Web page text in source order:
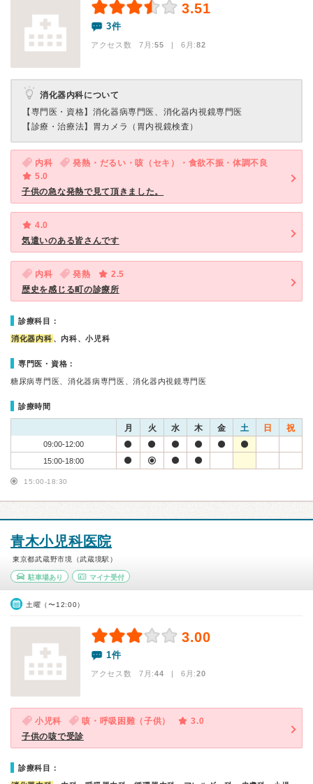
3.51
3件
アクセス数 7月:55 | 6月:82
消化器内科について
【専門医・資格】 消化器病専門医、消化器内視鏡専門医
【診療・治療法】 胃カメラ（胃内視鏡検査）
内科
発熱・だるい・咳（セキ）・食欲不振・体調不良
5.0
子供の急な発熱で見て頂きました。
4.0
気遣いのある皆さんです
内科 発熱
2.5
歴史を感じる町の診療所
診療科目：
消化器内科 、内科、小児科
専門医・資格：
糖尿病専門医、消化器病専門医、消化器内視鏡専門医
診療時間
月 火 水 木 金 土 日 祝
09:00-12:00
15:00-18:00
15:00-18:30
青木小児科医院
東京都武蔵野市境（武蔵境駅）
駐車場あり マイナ受付
土曜（〜12:00）
3.00
1件
アクセス数 7月:44 | 6月:20
小児科 咳・呼吸困難（子供）
3.0
子供の咳で受診
診療科目：